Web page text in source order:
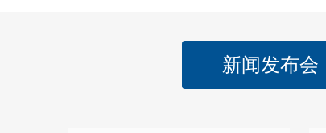
新闻发布会